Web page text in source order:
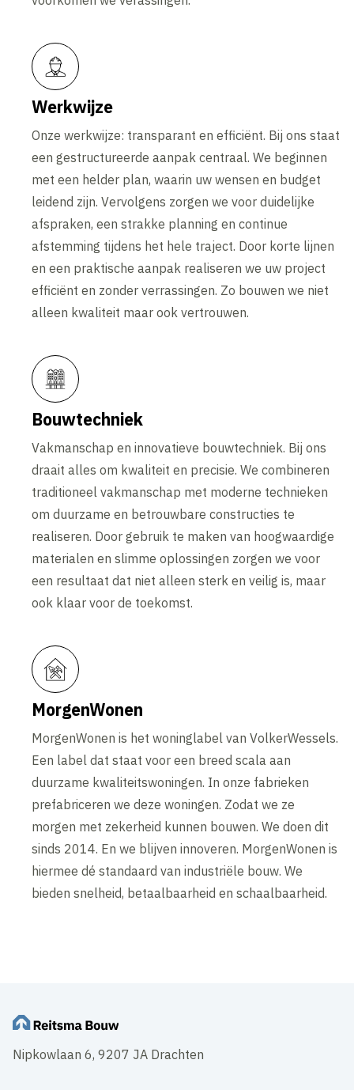
Werkwijze
Onze werkwijze: transparant en efficiënt. Bij ons staat
een gestructureerde aanpak centraal. We beginnen
met een helder plan, waarin uw wensen en budget
leidend zijn. Vervolgens zorgen we voor duidelijke
afspraken, een strakke planning en continue
afstemming tijdens het hele traject. Door korte lijnen
en een praktische aanpak realiseren we uw project
efficiënt en zonder verrassingen. Zo bouwen we niet
alleen kwaliteit maar ook vertrouwen.
Bouwtechniek
Vakmanschap en innovatieve bouwtechniek. Bij ons
draait alles om kwaliteit en precisie. We combineren
traditioneel vakmanschap met moderne technieken
om duurzame en betrouwbare constructies te
realiseren. Door gebruik te maken van hoogwaardige
materialen en slimme oplossingen zorgen we voor
een resultaat dat niet alleen sterk en veilig is, maar
ook klaar voor de toekomst.
MorgenWonen
MorgenWonen is het woninglabel van VolkerWessels.
Een label dat staat voor een breed scala aan
duurzame kwaliteitswoningen. In onze fabrieken
prefabriceren we deze woningen. Zodat we ze
morgen met zekerheid kunnen bouwen. We doen dit
sinds 2014. En we blijven innoveren. MorgenWonen is
hiermee dé standaard van industriële bouw. We
bieden snelheid, betaalbaarheid en schaalbaarheid.
Nipkowlaan 6, 9207 JA Drachten